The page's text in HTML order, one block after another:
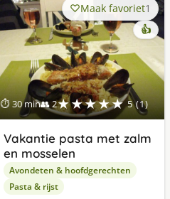
⏱ 30 min👥 2★★★★★ 5 (1)
Maak favoriet1
👍
Vakantie pasta met zalm
en mosselen
Avondeten & hoofdgerechten
Pasta & rijst